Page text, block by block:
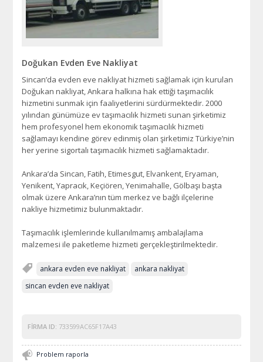
Doğukan Evden Eve Nakliyat
Sincan’da evden eve nakliyat hizmeti sağlamak için kurulan
Doğukan nakliyat, Ankara halkına hak ettiği taşımacılık
hizmetini sunmak için faaliyetlerini sürdürmektedir. 2000
yılından günümüze ev taşımacılık hizmeti sunan şirketimiz
hem profesyonel hem ekonomik taşımacılık hizmeti
sağlamayı kendine görev edinmiş olan şirketimiz Türkiye’nin
her yerine sigortalı taşımacılık hizmeti sağlamaktadır.
Ankara’da Sincan, Fatih, Etimesgut, Elvankent, Eryaman,
Yenikent, Yapracık, Keçiören, Yenimahalle, Gölbaşı başta
olmak üzere Ankara’nın tüm merkez ve bağlı ilçelerine
nakliye hizmetimiz bulunmaktadır.
Taşımacılık işlemlerinde kullanılmamış ambalajlama
malzemesi ile paketleme hizmeti gerçekleştirilmektedir.
ankara evden eve nakliyat
ankara nakliyat
sincan evden eve nakliyat
FIRMA ID: 733599AC65F17A43
Problem raporla